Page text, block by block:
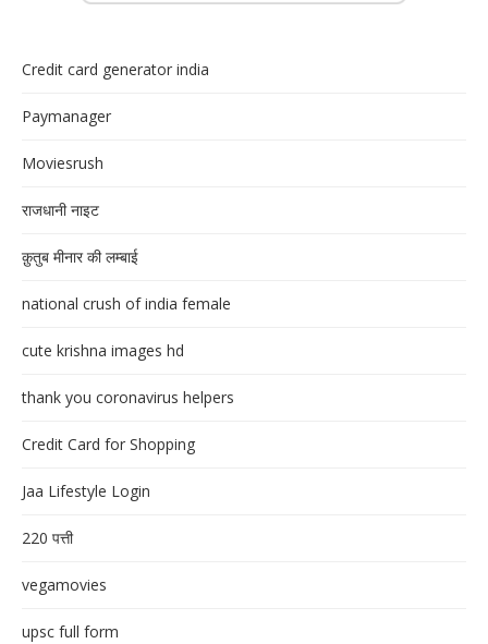
Credit card generator india
Paymanager
Moviesrush
राजधानी नाइट
क़ुतुब मीनार की लम्बाई
national crush of india female
cute krishna images hd
thank you coronavirus helpers
Credit Card for Shopping
Jaa Lifestyle Login
220 पत्ती
vegamovies
upsc full form